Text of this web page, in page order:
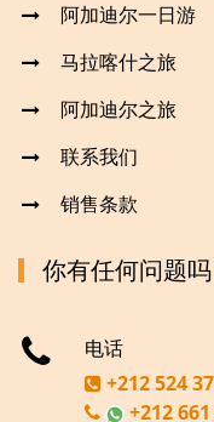
阿加迪尔一日游
马拉喀什之旅
阿加迪尔之旅
联系我们
销售条款
你有任何问题吗
电话
+212 524
+212